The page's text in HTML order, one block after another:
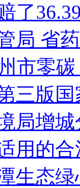
了
局 省
市零
三版
局增
用的
生态